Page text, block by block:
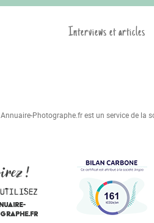
Interviews et articles
Annuaire-Photographe.fr est un service de la